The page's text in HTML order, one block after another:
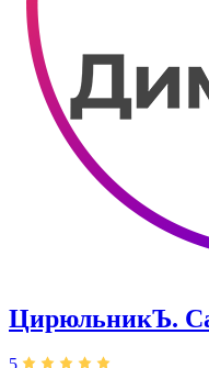
ЦирюльникЪ.